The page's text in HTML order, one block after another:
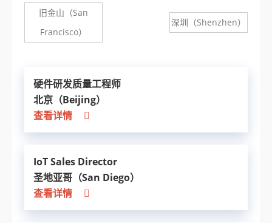
旧金山（San
Francisco）
深圳（Shenzhen）
硬件研发质量工程师
北京（Beijing）
查看详情
IoT Sales Director
圣地亚哥（San Diego）
查看详情